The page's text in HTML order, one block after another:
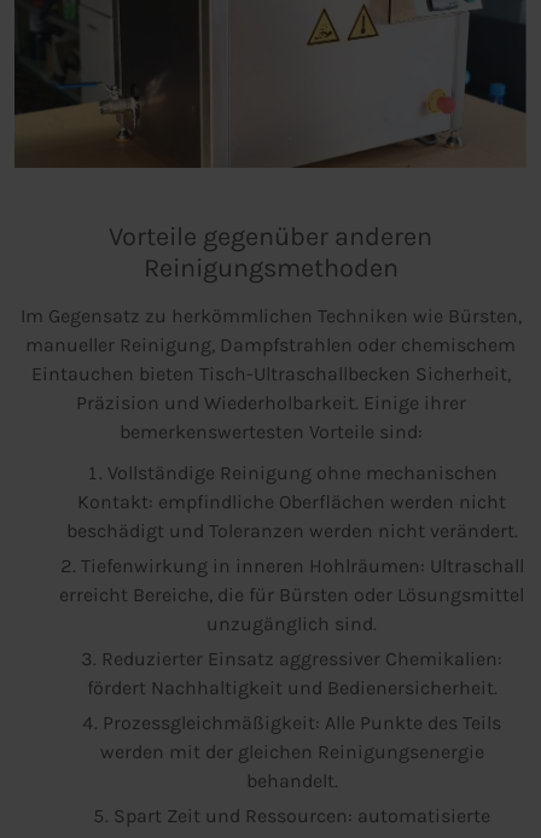
Vorteile gegenüber anderen
Reinigungsmethoden
Im Gegensatz zu herkömmlichen Techniken wie Bürsten,
manueller Reinigung, Dampfstrahlen oder chemischem
Eintauchen bieten Tisch-Ultraschallbecken Sicherheit,
Präzision und Wiederholbarkeit. Einige ihrer
bemerkenswertesten Vorteile sind:
Vollständige Reinigung ohne mechanischen
Kontakt: empfindliche Oberflächen werden nicht
beschädigt und Toleranzen werden nicht verändert.
Tiefenwirkung in inneren Hohlräumen: Ultraschall
erreicht Bereiche, die für Bürsten oder Lösungsmittel
unzugänglich sind.
Reduzierter Einsatz aggressiver Chemikalien:
fördert Nachhaltigkeit und Bedienersicherheit.
Prozessgleichmäßigkeit: Alle Punkte des Teils
werden mit der gleichen Reinigungsenergie
behandelt.
Spart Zeit und Ressourcen: automatisierte